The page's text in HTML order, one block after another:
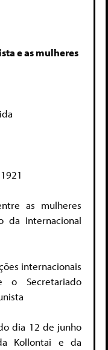
e as mulheres
as mulheres
da Internacional
internacionais
o Secretariado
dia 12 de junho
Kollontai e da